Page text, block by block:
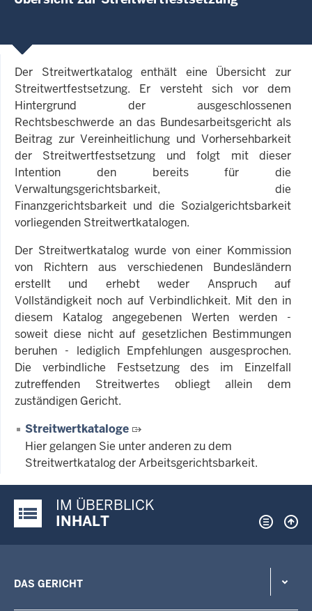
Der Streitwertkatalog enthält eine Übersicht zur
Streitwertfestsetzung. Er versteht sich vor dem
Hintergrund der ausgeschlossenen
Rechtsbeschwerde an das Bundesarbeitsgericht als
Beitrag zur Vereinheitlichung und Vorhersehbarkeit
der Streitwertfestsetzung und folgt mit dieser
Intention den bereits für die
Verwaltungsgerichtsbarkeit, die
Finanzgerichtsbarkeit und die Sozialgerichtsbarkeit
vorliegenden Streitwertkatalogen.
Der Streitwertkatalog wurde von einer Kommission
von Richtern aus verschiedenen Bundesländern
erstellt und erhebt weder Anspruch auf
Vollständigkeit noch auf Verbindlichkeit. Mit den in
diesem Katalog angegebenen Werten werden -
soweit diese nicht auf gesetzlichen Bestimmungen
beruhen - lediglich Empfehlungen ausgesprochen.
Die verbindliche Festsetzung des im Einzelfall
zutreffenden Streitwertes obliegt allein dem
zuständigen Gericht.
Streitwertkataloge
Hier gelangen Sie unter anderen zu dem
Streitwertkatalog der Arbeitsgerichtsbarkeit.
Justiz-Portal im Überblick:
IM ÜBERBLICK
INHALT
DAS GERICHT